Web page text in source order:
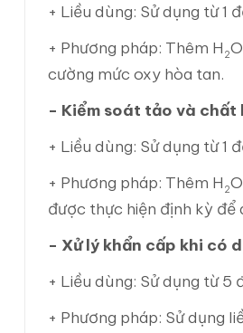
+ Liều dùng: Sử dụng từ 1
+ Phương pháp: Thêm H 2O
cường mức oxy hòa tan.
- Kiểm soát tảo và chất
+ Liều dùng: Sử dụng từ 1
+ Phương pháp: Thêm H 2O
được thực hiện định kỳ
- Xử lý khẩn cấp khi có
+ Liều dùng: Sử dụng từ 5
+ Phương pháp: Sử dụng